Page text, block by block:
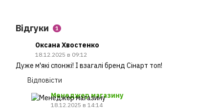
Відгуки 1
Оксана Хвостенко
18.12.2025 в 09:12
Дуже м'які спонжі! І взагалі бренд Сінарт топ!
Відповісти
Менеджер магазину
18.12.2025 в 14:14